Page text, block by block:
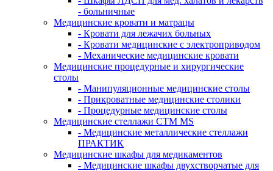
- больничные
Медицинские кровати и матрацы
- Кровати для лежачих больных
- Кровати медицинские с электроприводом
- Механические медицинские кровати
Медицинские процедурные и хирургические
столы
- Манипуляционные медицинские столы
- Прикроватные медицинские столики
- Процедурные медицинские столы
Медицинские стеллажи CTM MS
- Медицинские металлические стеллажи
ПРАКТИК
Медицинские шкафы для медикаментов
- Медицинские шкафы двухстворчатые для